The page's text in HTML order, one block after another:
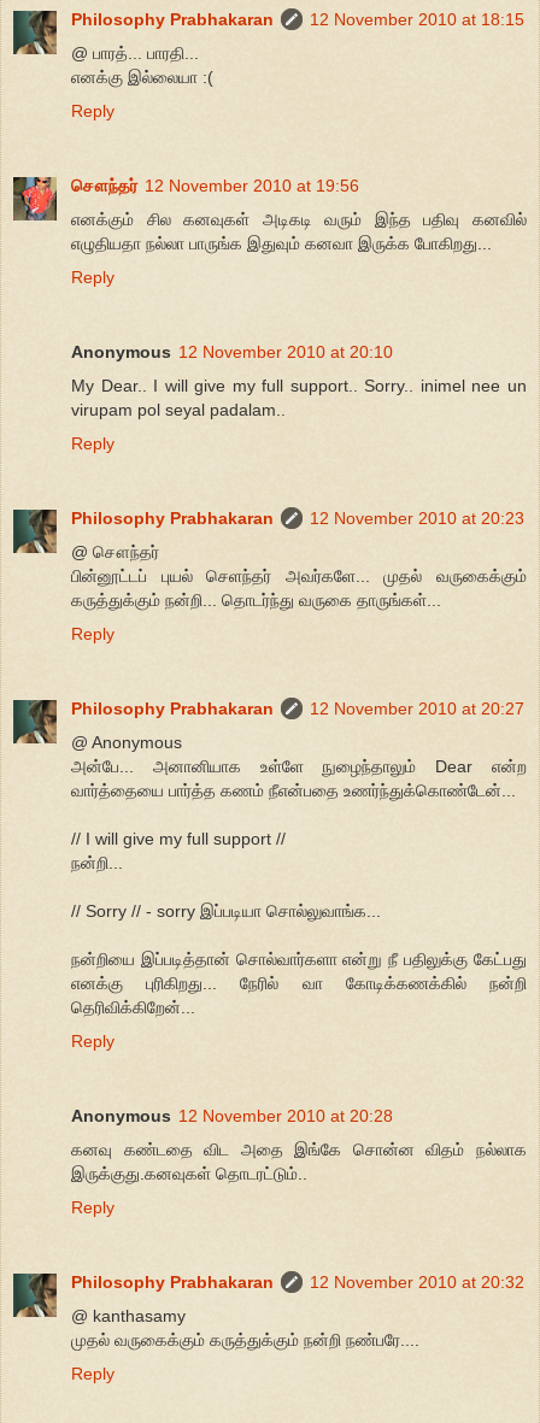
Philosophy Prabhakaran
12 November 2010 at 18:15
@ பாரத்... பாரதி...
எனக்கு இல்லையா :(
Reply
சௌந்தர் 12 November 2010 at 19:56
எனக்கும் சில கனவுகள் அடிகடி வரும் இந்த பதிவு கனவில்
எழுதியதா நல்லா பாருங்க இதுவும் கனவா இருக்க போகிறது...
Reply
Anonymous 12 November 2010 at 20:10
My Dear.. I will give my full support.. Sorry.. inimel nee un
virupam pol seyal padalam..
Reply
Philosophy Prabhakaran
12 November 2010 at 20:23
@ சௌந்தர்
பின்னூட்டப் புயல் செளந்தர் அவர்களே... முதல் வருகைக்கும்
கருத்துக்கும் நன்றி... தொடர்ந்து வருகை தாருங்கள்...
Reply
Philosophy Prabhakaran
12 November 2010 at 20:27
@ Anonymous
அன்பே... அனானியாக உள்ளே நுழைந்தாலும் Dear என்ற
வார்த்தையை பார்த்த கணம் நீஎன்பதை உணர்ந்துக்கொண்டேன்...
// I will give my full support //
நன்றி...
// Sorry // - sorry இப்படியா சொல்லுவாங்க...
நன்றியை இப்படித்தான் சொல்வார்களா என்று நீ பதிலுக்கு கேட்பது
எனக்கு புரிகிறது... நேரில் வா கோடிக்கணக்கில் நன்றி
தெரிவிக்கிறேன்...
Reply
Anonymous 12 November 2010 at 20:28
கனவு கண்டதை விட அதை இங்கே சொன்ன விதம் நல்லாக
இருக்குது.கனவுகள் தொடரட்டும்..
Reply
Philosophy Prabhakaran
12 November 2010 at 20:32
@ kanthasamy
முதல் வருகைக்கும் கருத்துக்கும் நன்றி நண்பரே....
Reply